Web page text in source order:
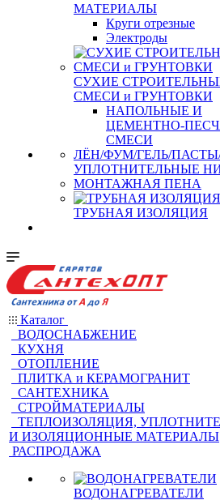
МАТЕРИАЛЫ
Круги отрезные
Электроды
СУХИЕ
СМЕСИ и ГРУНТОВКИ
НАПОЛЬНЫЕ И
ЦЕМЕНТНО-
СМЕСИ
ЛЁН/ФУМ/ГЕЛЬ/
УПЛОТНИТЕЛЬНЫЕ
МОНТАЖНАЯ ПЕНА
ТРУБНАЯ ИЗОЛЯЦИЯ
Каталог
ВОДОСНАБЖЕНИЕ
КУХНЯ
ОТОПЛЕНИЕ
ПЛИТКА и КЕРАМОГРАНИТ
САНТЕХНИКА
СТРОЙМАТЕРИАЛЫ
ТЕПЛОИЗОЛЯЦИЯ,
И ИЗОЛЯЦИОННЫЕ МАТЕРИАЛЫ
РАСПРОДАЖА
ВОДОНАГРЕВАТЕЛИ